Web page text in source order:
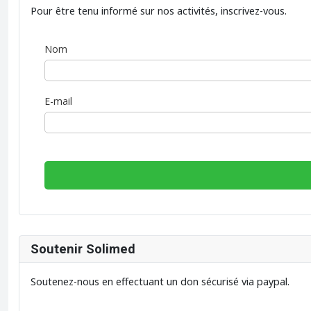
Pour être tenu informé sur nos activités, inscrivez-vous.
Nom
E-mail
Soutenir Solimed
Soutenez-nous en effectuant un don sécurisé via paypal.